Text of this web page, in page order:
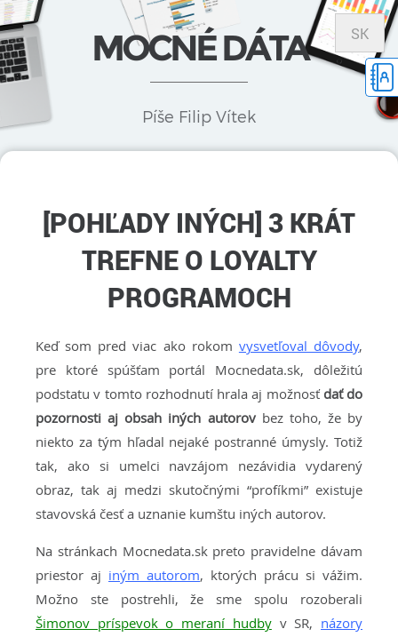
MOCNÉ DÁTA
Píše Filip Vítek
SK
[POHĽADY INÝCH] 3 KRÁT
TREFNE O LOYALTY
PROGRAMOCH
Keď som pred viac ako rokom vysvetľoval dôvody,
pre ktoré spúšťam portál Mocnedata.sk, dôležitú
podstatu v tomto rozhodnutí hrala aj možnosťdať do
pozornosti aj obsah iných autorovbez toho, že by
niekto za tým hľadal nejaké postranné úmysly. Totiž
tak, ako si umelci navzájom nezávidia vydarený
obraz, tak aj medzi skutočnými “profíkmi” existuje
stavovská česť a uznanie kumštu iných autorov.
Na stránkach Mocnedata.sk preto pravidelne dávam
priestor aj iným autorom, ktorých prácu si vážim.
Možno ste postrehli, že sme spolu rozoberali
Šimonov príspevok o meraní hudbyv SR, názory